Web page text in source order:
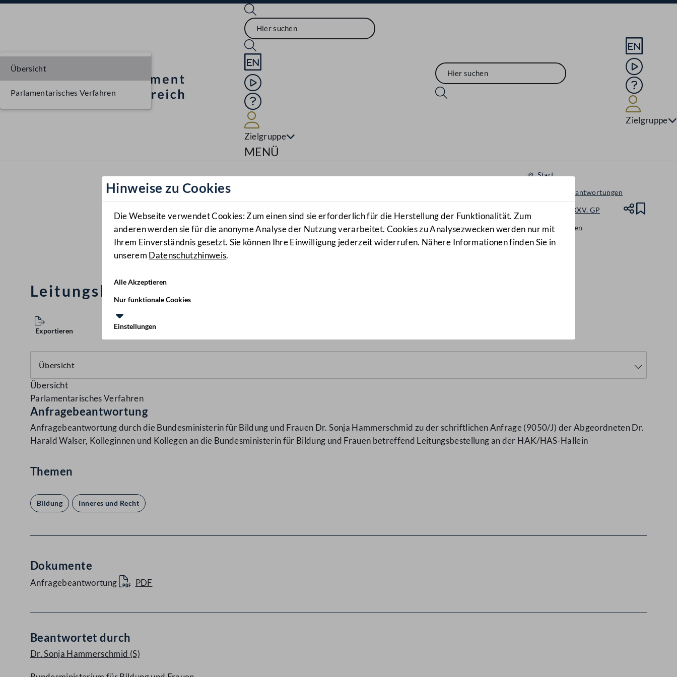
Sprache English
Mediathek
Hilfe
Zielgruppe
Navigationsmenü öffnen
MENÜ
Sprache
Mediathek
Hilfe
Zielgruppe
Hinweise zu Cookies
Die Webseite verwendet Cookies: Zum einen sind sie erforderlich für die Herstellung der Funktionalität. Zum
anderen werden sie für die anonyme Analyse der Nutzung verarbeitet. Cookies zu Analysezwecken werden nur mit
Ihrem Einverständnis gesetzt. Sie können Ihre Einwilligung jederzeit widerrufen. Nähere Informationen finden Sie in
unserem Datenschutzhinweis.
Alle Akzeptieren
Nur funktionale Cookies
Einstellungen
Start
Anfragen & Beantwortungen
Nationalrat - XXV. GP
Beantwortungen
8661/AB
Leitungsbestellung an der HAK/HAS-Hallein
Exportieren
Übersicht
Parlamentarisches Verfahren
Übersicht
Parlamentarisches Verfahren
Anfragebeantwortung
Anfragebeantwortung durch die Bundesministerin für Bildung und Frauen Dr. Sonja Hammerschmid zu der schriftlichen Anfrage (9050/J) der Abgeordneten Dr.
Harald Walser, Kolleginnen und Kollegen an die Bundesministerin für Bildung und Frauen betreffend Leitungsbestellung an der HAK/HAS-Hallein
Themen
Bildung Inneres und Recht
Dokumente
Anfragebeantwortung PDF
Beantwortet durch
Dr. Sonja Hammerschmid (S)